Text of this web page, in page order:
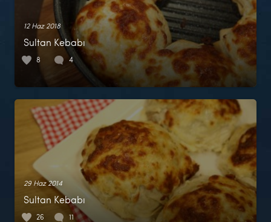
12 Haz 2018
Sultan Kebabı
8 4
29 Haz 2014
Sultan Kebabı
26 11